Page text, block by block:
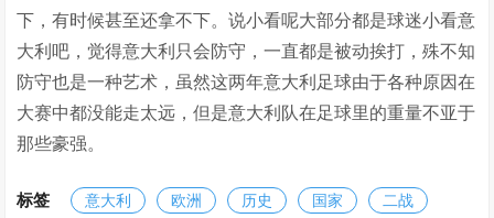
下，有时候甚至还拿不下。说小看呢大部分都是球迷小看意
大利吧，觉得意大利只会防守，一直都是被动挨打，殊不知
防守也是一种艺术，虽然这两年意大利足球由于各种原因在
大赛中都没能走太远，但是意大利队在足球里的重量不亚于
那些豪强。
标签 意大利 欧洲 历史 国家 二战